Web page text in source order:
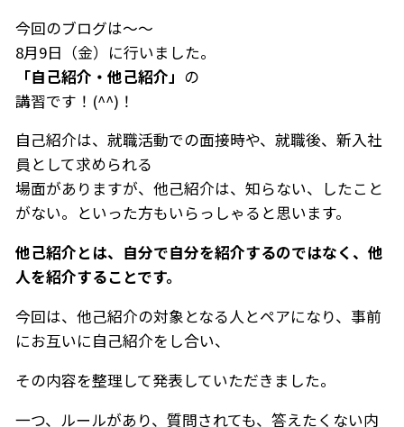
今回のブログは～～
8月9日（金）に行いました。
「自己紹介・他己紹介」 の
講習です！(^^)！
自己紹介は、就職活動での面接時や、就職後、新入社
員として求められる
場面がありますが、他己紹介は、知らない、したこと
がない。といった方もいらっしゃると思います。
他己紹介とは、自分で自分を紹介するのではなく、他
人を紹介することです。
今回は、他己紹介の対象となる人とペアになり、事前
にお互いに自己紹介をし合い、
その内容を整理して発表していただきました。
一つ、ルールがあり、質問されても、答えたくない内